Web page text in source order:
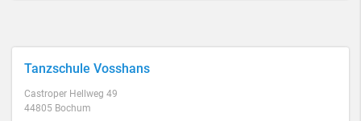
Tanzschule Vosshans
Castroper Hellweg 49
44805 Bochum